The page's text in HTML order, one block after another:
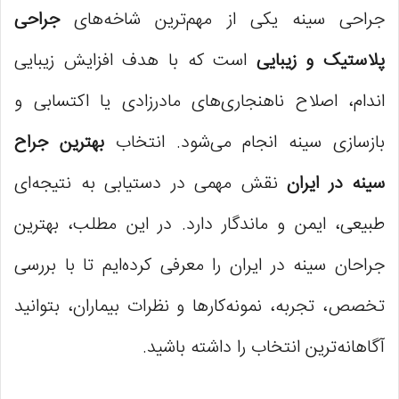
دکتر علیرضا رستمی (اراک)
جراحی سینه یکی از مهم‌ترین شاخه‌هایجراحی
پلاستیک و زیبایی است که با هدف افزایش زیبایی
اندام، اصلاح ناهنجاری‌های مادرزادی یا اکتسابی و
بازسازی سینه انجام می‌شود. انتخاببهترین جراح
سینه در ایران نقش مهمی در دستیابی به نتیجه‌ای
طبیعی، ایمن و ماندگار دارد. در این مطلب، بهترین
جراحان سینه در ایران را معرفی کرده‌ایم تا با بررسی
تخصص، تجربه، نمونه‌کارها و نظرات بیماران، بتوانید
آگاهانه‌ترین انتخاب را داشته باشید.